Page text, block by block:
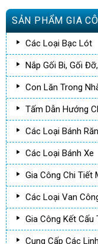
SẢN PHẨM GIA
Các Loại Bạc Lót
Nắp Gối Bi, Gối
Con Lăn Trong
Tấm Dẫn Hướng
Các Loại Bánh
Các Loại Bánh Xe
Gia Công Chi Tiết
Các Loại Van
Gia Công Kết Cấu
Cung Cấp Các